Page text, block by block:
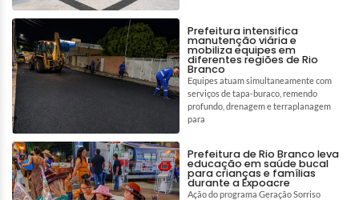
Prefeitura intensifica
manutenção viária e
mobiliza equipes em
diferentes regiões de Rio
Branco
Equipes atuam simultaneamente com
serviços de tapa-buraco, remendo
profundo, drenagem e terraplanagem
para
Prefeitura de Rio Branco leva
educação em saúde bucal
para crianças e famílias
durante a Expoacre
Ação do programa Geração Sorriso